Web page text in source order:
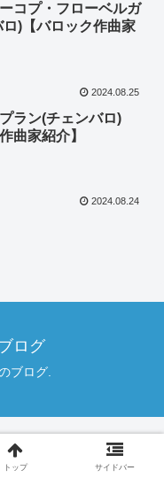
コプ・フローベルガ
ロ)【バロック作曲家
2024.08.25
ラン(チェンバロ)
曲家紹介】
2024.08.24
ログ
ブログ.
トップ サイドバー